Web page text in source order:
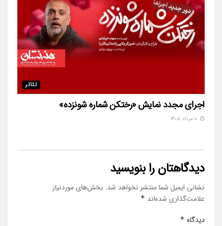
تئاتر
اجرای مجدد نمایش «رختکن شماره شونزده»
دیدگاهتان را بنویسید
نشانی ایمیل شما منتشر نخواهد شد. بخش‌های موردنیاز
علامت‌گذاری شده‌اند *
دیدگاه *